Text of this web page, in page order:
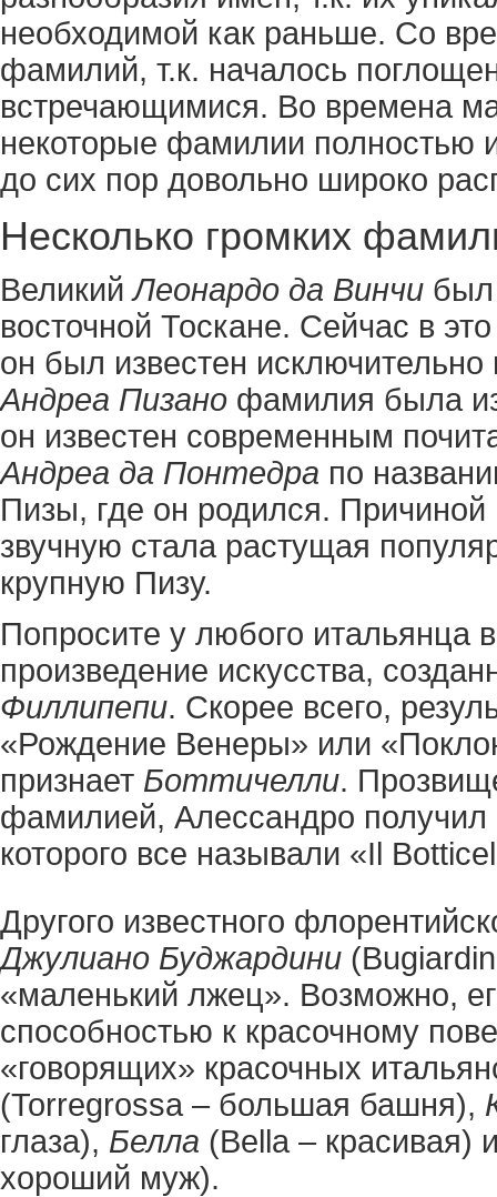
необходимой как раньше. Со
фамилий, т.к. началось
встречающимися. Во времена
некоторые фамилии полностью
до сих пор довольно широко
Несколько громких
ВеликийЛеонардо да Винчи был
восточной Тоскане. Сейчас в
он был известен
Андреа Пизано фамилия была
он известен современным
Андреа да Понтедра по
Пизы, где он родился.
звучную стала растущая
крупную Пизу.
Попросите у любого итальянца
произведение искусства,
Филлипепи. Скорее всего,
«Рождение Венеры» или
признает Боттичелли.
фамилией, Алессандро получил
которого все называли «Il
Другого известного
Джулиано Буджардини
«маленький лжец». Возможно,
способностью к красочному
«говорящих» красочных
(Torregrossa – большая башня),
глаза), Белла (Bella – красивая)
хороший муж).